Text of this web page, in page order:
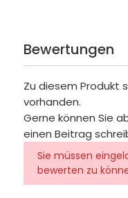
Bewertungen
Zu diesem Produkt
vorhanden.
Gerne können Sie
einen Beitrag
Sie müssen
bewerten zu